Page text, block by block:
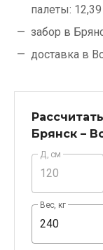
палеты:
забор в
доставка в
Брянск –
Д, см
Вес, кг